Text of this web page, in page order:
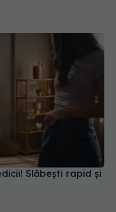
Slăbești rapid și